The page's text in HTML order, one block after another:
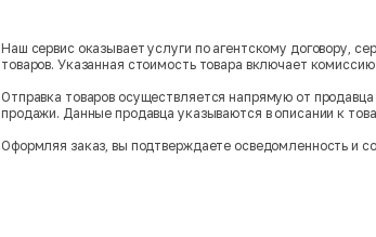
Наш сервис оказывает услуги по агентскому договору,
товаров. Указанная стоимость товара включает
Отправка товаров осуществляется напрямую от
продажи. Данные продавца указываются в описании к
Оформляя заказ, вы подтверждаете осведомленность и